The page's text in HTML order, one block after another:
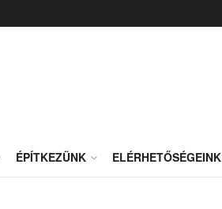
ÉPÍTKEZÜNK ELÉRHETŐSÉGEINK